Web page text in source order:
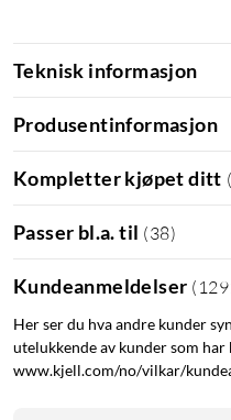
Teknisk informasjon
Produsentinformasjon
Kompletter kjøpet ditt (
Passer bl.a. til (38)
Kundeanmeldelser (
Her ser du hva andre kunder
utelukkende av kunder som
www.kjell.com/no/vilkar/